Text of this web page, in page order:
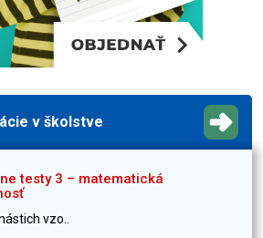
v školstve
testy 3 – matematická
vzo..